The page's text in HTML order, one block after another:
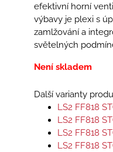
efektivní horní
výbavy je plexi s
zamlžování a
světelných
Není skladem
Další varianty
LS2 FF818
LS2 FF818
LS2 FF818
LS2 FF818